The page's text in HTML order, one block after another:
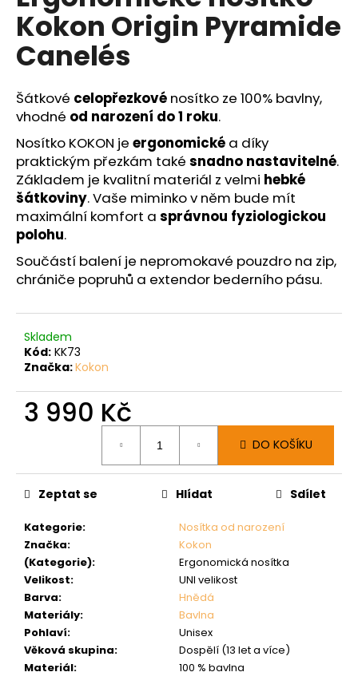
0,0
5
hvězdiček.
Kokon Origin Pyramide
Canelés
Šátkové celopřezkové nosítko ze 100% bavlny,
vhodné od narození do 1 roku.
Nosítko KOKON je ergonomické a díky
praktickým přezkám také snadno nastavitelné.
Základem je kvalitní materiál z velmi hebké
šátkoviny. Vaše miminkov něm bude mít
maximální komfort a správnou fyziologickou
polohu.
Součástí balení je nepromokavé pouzdro na zip,
chrániče popruhů a extendor bederního pásu.
Skladem
Kód: KK73
Značka:Kokon
3 990 Kč
DO KOŠÍKU
Kategorie:
Nosítka od narození
Značka:
Kokon
(Kategorie):
Ergonomická nosítka
Velikost:
UNI velikost
Barva:
Hnědá
Materiály:
Bavlna
Pohlaví:
Unisex
Věková skupina:
Dospělí (13 let a více)
Materiál: 100 % bavlna
Zeptat se Hlídat Sdílet
u
j
e
m
e